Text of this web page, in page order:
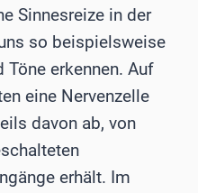
Sinnesreize in der
so beispielsweise
Töne erkennen. Auf
eine Nervenzelle
davon ab, von
erhält. Im